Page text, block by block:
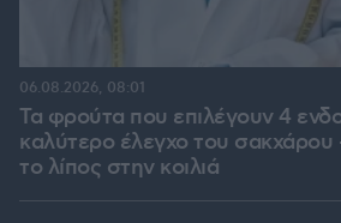
Τα φρούτα που επιλέγουν 4
καλύτερο έλεγχο του σακχάρου
το λίπος στην κοιλιά
06.08.2026, 08:01